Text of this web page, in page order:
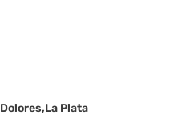
Dolores La Plata